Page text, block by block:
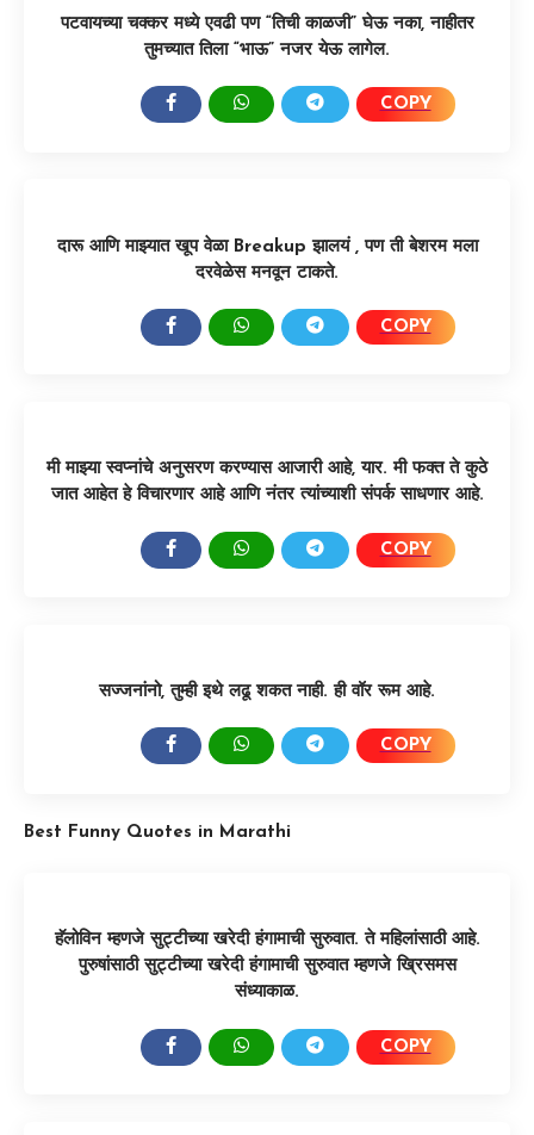
पटवायच्या चक्कर मध्ये एवढी पण “तिची काळजी” घेऊ नका, नाहीतर
तुमच्यात तिला “भाऊ” नजर येऊ लागेल.
COPY
दारू आणि माझ्यात खूप वेळा Breakup झालयं , पण ती बेशरम मला
दरवेळेस मनवून टाकते.
COPY
मी माझ्या स्वप्नांचे अनुसरण करण्यास आजारी आहे, यार. मी फक्त ते कुठे
जात आहेत हे विचारणार आहे आणि नंतर त्यांच्याशी संपर्क साधणार आहे.
COPY
सज्जनांनो, तुम्ही इथे लढू शकत नाही. ही वॉर रूम आहे.
COPY
Best Funny Quotes in Marathi
हॅलोविन म्हणजे सुट्टीच्या खरेदी हंगामाची सुरुवात. ते महिलांसाठी आहे.
पुरुषांसाठी सुट्टीच्या खरेदी हंगामाची सुरुवात म्हणजे ख्रिसमस
संध्याकाळ.
COPY